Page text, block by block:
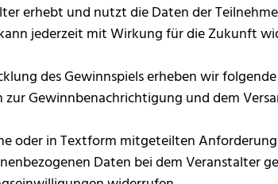
erhebt und nutzt die Daten der
jederzeit mit Wirkung für die Zukunft
des Gewinnspiels erheben wir
zur Gewinnbenachrichtigung und dem
oder in Textform mitgeteilten
Daten bei dem Veranstalter